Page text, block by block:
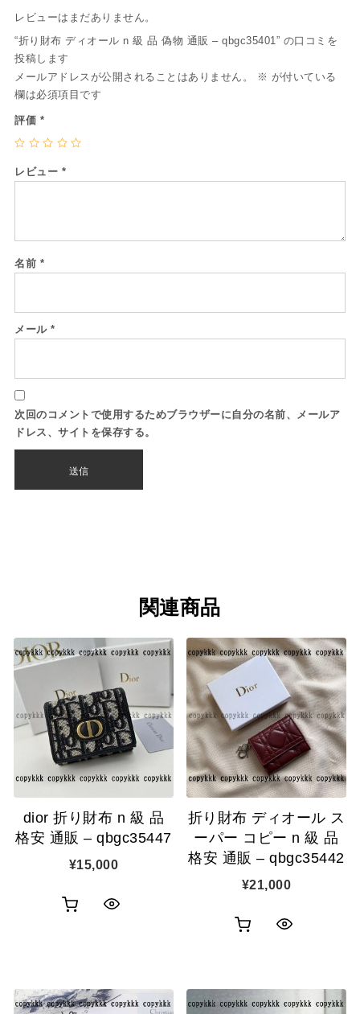
レビューはまだありません。
“折り財布 ディオール n 級 品 偽物 通販 – qbgc35401” の口コミを
投稿します
メールアドレスが公開されることはありません。
※ が付いている
欄は必須項目です
評価 *
レビュー *
名前 *
メール*
次回のコメントで使用するためブラウザーに自分の名前、メールア
ドレス、サイトを保存する。
関連商品
dior 折り財布 n 級 品
格安 通販 – qbgc35447
¥15,000
折り財布 ディオール ス
ーパー コピー n 級 品
格安 通販 – qbgc35442
¥21,000